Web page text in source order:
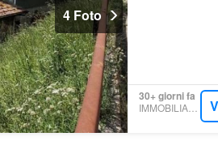
4 Foto
30+ giorni fa
IMMOBILIARE.IT